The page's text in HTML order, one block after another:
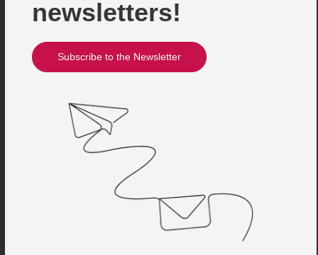
newsletters!
Subscribe to the Newsletter